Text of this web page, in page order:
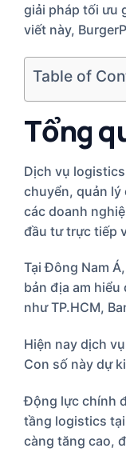
giải pháp tối ưu
viết này,
Table of
Tổng
Dịch vụ
chuyển, quản lý
các doanh
đầu tư trực tiếp
Tại Đông Nam
bản địa am
như TP.HCM,
Hiện nay dịch
Con số này dự
Động lực chính
tầng logistics
càng tăng cao,